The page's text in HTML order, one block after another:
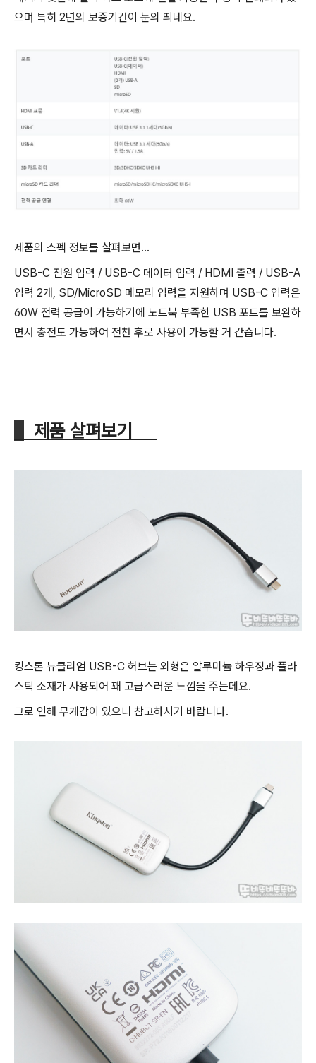
으며 특히 2년의 보증기간이 눈의 띄네요.
제품의 스펙 정보를 살펴보면...
USB-C 전원 입력 / USB-C 데이터 입력 / HDMI 출력 / USB-A
입력 2개, SD/MicroSD 메모리 입력을 지원하며 USB-C 입력은
60W 전력 공급이 가능하기에 노트북 부족한 USB 포트를 보완하
면서 충전도 가능하여 전천 후로 사용이 가능할 거 같습니다.
제품 살펴보기
킹스톤 뉴클리엄 USB-C 허브는 외형은 알루미늄 하우징과 플라
스틱 소재가 사용되어 꽤 고급스러운 느낌을 주는데요.
그로 인해 무게감이 있으니 참고하시기 바랍니다.